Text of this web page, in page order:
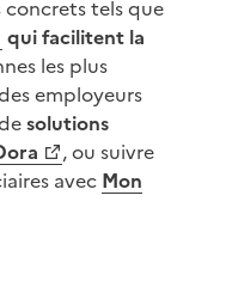
tels que
qui facilitent la
les plus
employeurs
solutions
, ou suivre
avec Mon